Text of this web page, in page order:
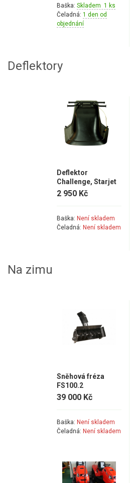
Baška: Skladem 1 ks
Čeladná: 1 den od
objednání
Deflektory
Deflektor
Challenge, Starjet
2 950 Kč
Baška: Není skladem
Čeladná: Není skladem
Na zimu
Sněhová fréza
FS100.2
39 000 Kč
Baška: Není skladem
Čeladná: Není skladem